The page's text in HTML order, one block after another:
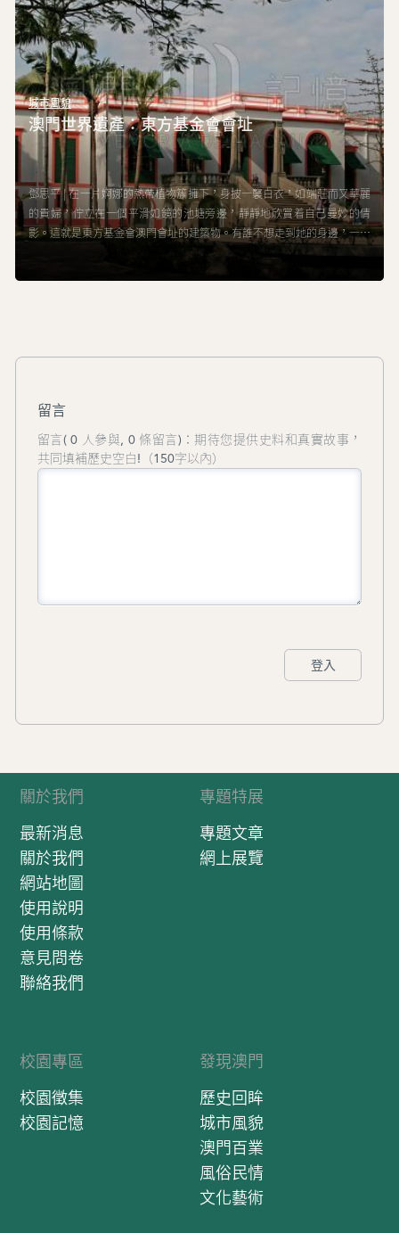
城市風貌
澳門世界遺產：東方基金會會址
鄧思平 | 在一片婀娜的熱帶植物簇擁下，身披一襲白衣，如端莊而又華麗
的貴婦，佇立在一個平滑如鏡的池塘旁邊，靜靜地欣賞着自己曼妙的倩
影。這就是東方基金會澳門會址的建築物。有誰不想走到她的身邊，一近
留言
留言( 0 人參與, 0 條留言)：期待您提供史料和真實故事，
共同填補歷史空白!（150字以內）
登入
關於我們
最新消息
關於我們
網站地圖
使用說明
使用條款
意見問卷
聯絡我們
專題特展
專題文章
網上展覽
校園專區
校園徵集
校園記憶
發現澳門
歷史回眸
城市風貌
澳門百業
風俗民情
文化藝術